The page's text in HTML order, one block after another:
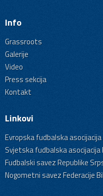
Info
Grassroots
Galerije
Video
Press sekcija
Kontakt
Linkovi
Evropska fudbalska asocijacija
Svjetska fudbalska asocijacija
Fudbalski savez Republike
Nogometni savez Federacije